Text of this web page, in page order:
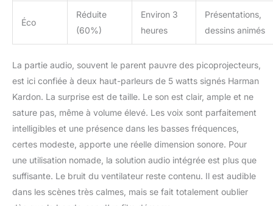
Éco
Réduite
(60%)
Environ 3
heures
Présentations,
dessins animés
La partie audio, souvent le parent pauvre des picoprojecteurs,
est ici confiée à deux haut-parleurs de 5 watts signés Harman
Kardon. La surprise est de taille. Le son est clair, ample et ne
sature pas, même à volume élevé. Les voix sont parfaitement
intelligibles et une présence dans les basses fréquences,
certes modeste, apporte une réelle dimension sonore. Pour
une utilisation nomade, la solution audio intégrée est plus que
suffisante. Le bruit du ventilateur reste contenu. Il est audible
dans les scènes très calmes, mais se fait totalement oublier